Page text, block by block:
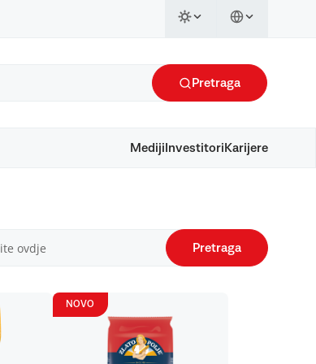
Pretraga
Mediji Investitori Karijere
Pretraga
NOVO